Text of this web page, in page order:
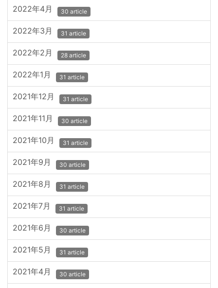
2022年4月 30 article
2022年3月 31 article
2022年2月 28 article
2022年1月 31 article
2021年12月 31 article
2021年11月 30 article
2021年10月 31 article
2021年9月 30 article
2021年8月 31 article
2021年7月 31 article
2021年6月 30 article
2021年5月 31 article
2021年4月 30 article